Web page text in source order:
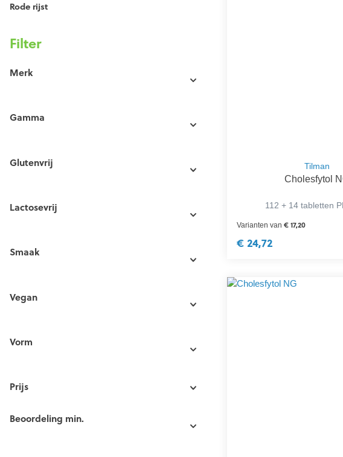
Rode rijst
Filter
Merk
Gamma
Glutenvrij
Lactosevrij
Smaak
Vegan
Vorm
Prijs
Beoordeling min.
Tilman
Cholesfytol
112 + 14 tabletten
Varianten van € 17,20
€ 24,72